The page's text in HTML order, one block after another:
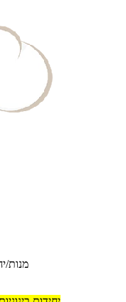
6 מנות/יחידות,